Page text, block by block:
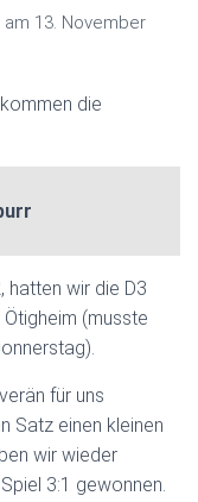
am 13. November
die
hatten wir die D3
(musste
für uns
Satz einen kleinen
wir wieder
3:1 gewonnen.